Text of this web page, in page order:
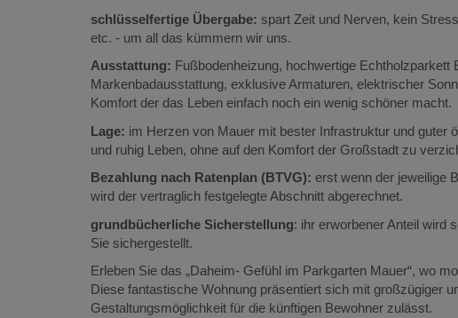
schlüsselfertige Übergabe: spart Zeit und Nerven, kein
etc. - um all das kümmern wir uns.
Ausstattung: Fußbodenheizung, hochwertige
Markenbadausstattung, exklusive Armaturen, elektrischer
Komfort der das Leben einfach noch ein wenig schöner macht.
Lage: im Herzen von Mauer mit bester Infrastruktur und guter
und ruhig Leben, ohne auf den Komfort der Großstadt zu
Bezahlung nach Ratenplan (BTVG): erst wenn der jeweilige
wird der vertraglich festgelegte Abschnitt abgerechnet.
grundbücherliche Sicherstellung: ihr erworbener Anteil wird
Sie sichergestellt.
Erleben Sie das „Daheim- Gefühl im Parkgarten Mauer“, wo
Diese fantastische Wohnung präsentiert sich mit großzügiger
Gestaltungsmöglichkeit für die künftigen Bewohner zulässt.